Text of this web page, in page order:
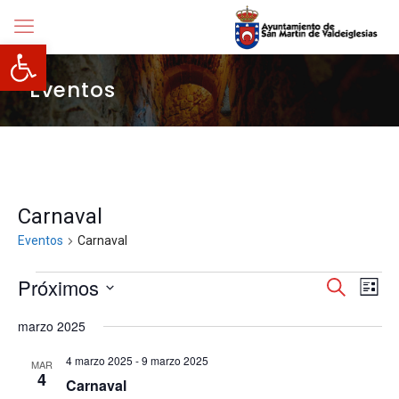
Abrir barra de herramientas
Eventos
Carnaval
Eventos Carnaval
Eventos
Buscar
de
de
Lista
Próximos
la
marzo 2025
MAR
4 Carnaval
4 marzo 2025 -9 marzo 2025